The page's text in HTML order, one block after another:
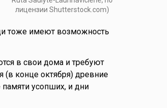
лицензии Shutterstock.com)
тоже имеют возможность
в свои дома и требуют
конце октября) древние
усопших, и дни